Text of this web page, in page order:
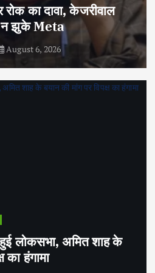
का दावा, केजरीवाल
न झुके Meta
August 6, 2026
लोकसभा, अमित शाह के
का हंगामा